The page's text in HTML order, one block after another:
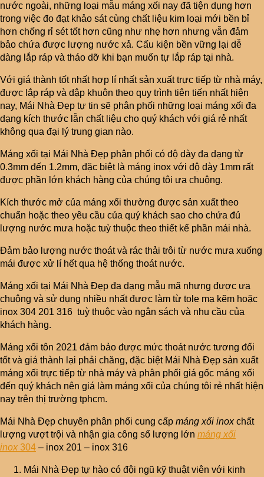
nước ngoài, những loại mẫu máng xối nay đã tiện dụng hơn
trong việc đo đạt khảo sát cùng chất liệu kim loại mới bền bỉ
hơn chống rỉ sét tốt hơn cũng như nhẹ hơn nhưng vẫn đảm
bảo chứa được lượng nước xả. Cấu kiện bền vững lại dễ
dàng lắp ráp và tháo dỡ khi bạn muốn tự lắp ráp tại nhà.
Với giá thành tốt nhất hợp lí nhất sản xuất trực tiếp từ nhà máy,
được lắp ráp và dập khuôn theo quy trình tiên tiến nhất hiện
nay, Mái Nhà Đẹp tự tin sẽ phân phối những loại máng xối đa
dạng kích thước lẫn chất liệu cho quý khách với giá rẻ nhất
không qua đại lý trung gian nào.
Máng xối tại Mái Nhà Đẹp phân phối có độ dày đa dạng từ
0.3mm đến 1.2mm, đặc biệt là máng inox với độ dày 1mm rất
được phần lớn khách hàng của chúng tôi ưa chuộng.
Kích thước mở của máng xối thường được sản xuất theo
chuẩn hoặc theo yêu cầu của quý khách sao cho chứa đủ
lượng nước mưa hoặc tuỳ thuộc theo thiết kế phần mái nhà.
Đảm bảo lượng nước thoát và rác thải trôi từ nước mưa xuống
mái được xử lí hết qua hệ thống thoát nước.
Máng xối tại Mái Nhà Đẹp đa dạng mẫu mã nhưng được ưa
chuộng và sử dụng nhiều nhất được làm từ tole mạ kẽm hoặc
inox 304 201 316 tuỳ thuộc vào ngân sách và nhu cầu của
khách hàng.
Máng xối tôn 2021 đảm bảo được mức thoát nước tương đối
tốt và giá thành lại phải chăng, đặc biệt Mái Nhà Đẹp sản xuất
máng xối trực tiếp từ nhà máy và phân phối giá gốc máng xối
đến quý khách nên giá làm máng xối của chúng tôi rẻ nhất hiện
nay trên thị trường tphcm.
Mái Nhà Đẹp chuyên phân phối cung cấp máng xối inoxchất
lượng vượt trội và nhận gia công số lượng lớn máng xối
inox 304 – inox 201 – inox 316
Mái Nhà Đẹp tự hào có đội ngũ kỹ thuật viên với kinh